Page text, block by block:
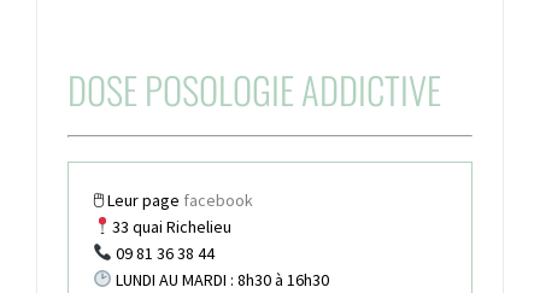
DOSE POSOLOGIE ADDICTIVE
🖱 Leur page facebook
33 quai Richelieu
09 81 36 38 44
LUNDI AU MARDI : 8h30 à 16h30